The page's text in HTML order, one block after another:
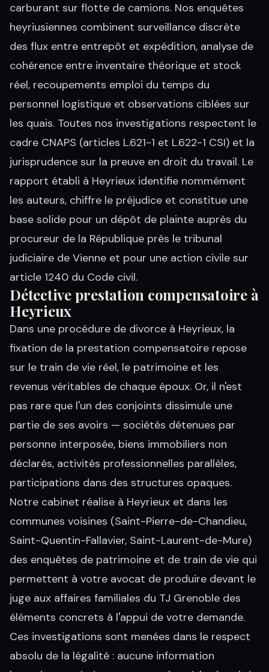
carburant sur flotte de camions. Nos enquêtes
heyriusiennes combinent surveillance discrète
des flux entre entrepôt et expédition, analyse de
cohérence entre inventaire théorique et stock
réel, recoupements emploi du temps du
personnel logistique et observations ciblées sur
les quais. Toutes nos investigations respectent le
cadre CNAPS (articles L.621-1 et L.622-1 CSI) et la
jurisprudence sur la preuve en droit du travail. Le
rapport établi à Heyrieux identifie nommément
les auteurs, chiffre le préjudice et constitue une
base solide pour un dépôt de plainte auprès du
procureur de la République près le tribunal
judiciaire de Vienne et pour une action civile sur
article 1240 du Code civil.
Détective prestation compensatoire à
Heyrieux
Dans une procédure de divorce à Heyrieux, la
fixation de la prestation compensatoire repose
sur le train de vie réel, le patrimoine et les
revenus véritables de chaque époux. Or, il n'est
pas rare que l'un des conjoints dissimule une
partie de ses avoirs — sociétés détenues par
personne interposée, biens immobiliers non
déclarés, activités professionnelles parallèles,
participations dans des structures opaques.
Notre cabinet réalise à Heyrieux et dans les
communes voisines (Saint-Pierre-de-Chandieu,
Saint-Quentin-Fallavier, Saint-Laurent-de-Mure)
des enquêtes de patrimoine et de train de vie qui
permettent à votre avocat de produire devant le
juge aux affaires familiales du TJ Grenoble des
éléments concrets à l'appui de votre demande.
Ces investigations sont menées dans le respect
absolu de la légalité : aucune information